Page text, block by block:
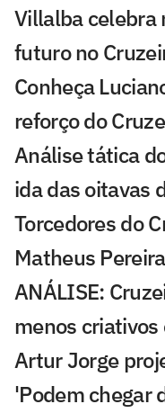
Villalba celebra
futuro no
Conheça
reforço do
Análise tática
ida das oitavas
Torcedores do
Matheus
ANÁLISE:
menos
Artur Jorge
'Podem chegar